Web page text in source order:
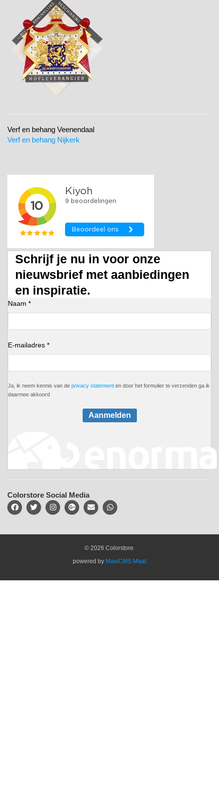
Verf en behang Veenendaal
Verf en behang Nijkerk
Schrijf je nu in voor onze
nieuwsbrief met aanbiedingen
en inspiratie.
Naam *
E-mailadres *
Ja, ik neem kennis van de privacy statement en door het formulier te verzenden ga ik
daarmee akkoord
Aanmelden
Colorstore Social Media
© 2026 Colorstore.
powered by MaxiCMS Maat